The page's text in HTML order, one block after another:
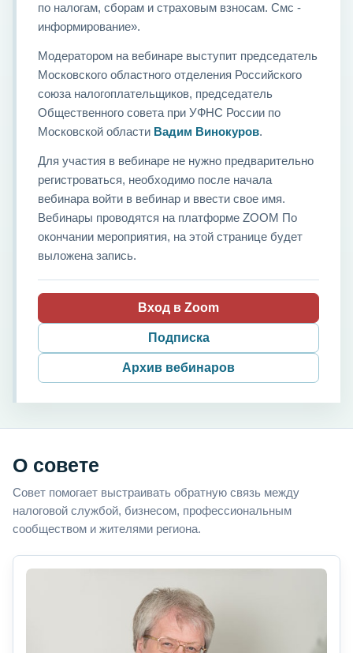
по налогам, сборам и страховым взносам. Смс -
информирование».
Модератором на вебинаре выступит председатель
Московского областного отделения Российского
союза налогоплательщиков, председатель
Общественного совета при УФНС России по
Московской области Вадим Винокуров.
Для участия в вебинаре не нужно предварительно
регистроваться, необходимо после начала
вебинара войти в вебинар и ввести свое имя.
Вебинары проводятся на платформе ZOOM По
окончании мероприятия, на этой странице будет
выложена запись.
Вход в Zoom
Подписка
Архив вебинаров
О совете
Совет помогает выстраивать обратную связь между
налоговой службой, бизнесом, профессиональным
сообществом и жителями региона.